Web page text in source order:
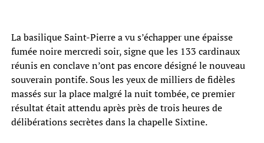
La basilique Saint-Pierre a vu s’échapper une épaisse
fumée noire mercredi soir, signe que les 133 cardinaux
réunis en conclave n’ont pas encore désigné le nouveau
souverain pontife. Sous les yeux de milliers de fidèles
massés sur la place malgré la nuit tombée, ce premier
résultat était attendu après près de trois heures de
délibérations secrètes dans la chapelle Sixtine.